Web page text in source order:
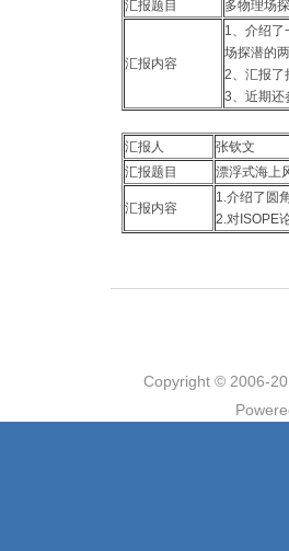
汇报题目
多物理场
汇报内容
1、介绍了
场探潜的
2、汇报了
3、近期还
汇报人
张钦文
汇报题目
漂浮式海上
汇报内容
1.介绍了圆
2.对ISOPE
Copyright © 2006-